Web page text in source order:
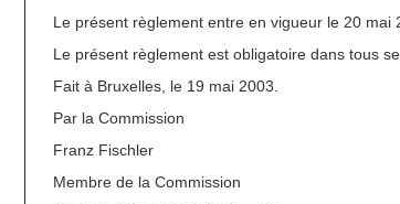
Le présent règlement entre en vigueur le 20 mai
Le présent règlement est obligatoire dans tous
Fait à Bruxelles, le 19 mai 2003.
Par la Commission
Franz Fischler
Membre de la Commission